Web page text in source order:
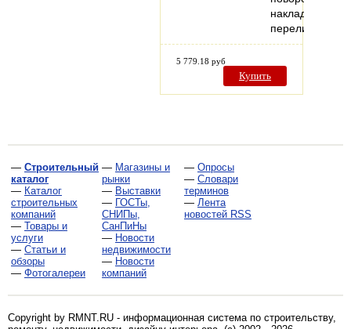
накладка
переливного…
5 779.18 руб
Купить
— Строительный
каталог
— Каталог
строительных
компаний
— Товары и
услуги
— Статьи и
обзоры
— Фотогалереи
— Магазины и
рынки
— Выставки
— ГОСТы,
СНИПы,
СанПиНы
— Новости
недвижимости
— Новости
компаний
— Опросы
— Словари
терминов
— Лента
новостей RSS
Copyright by RMNT.RU - информационная система по строительству,